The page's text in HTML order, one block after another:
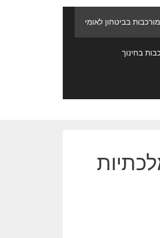
מורכבות בביטחון לאומי
בחינוך